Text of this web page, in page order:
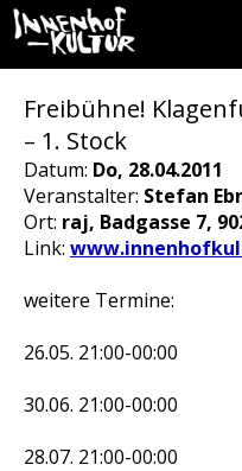
Freibühne!
– 1. Stock
Datum: Do, 28.04.2011
Veranstalter: Stefan
Ort: raj, Badgasse 7,
Link:
weitere Termine:
26.05. 21:00-00:00
30.06. 21:00-00:00
28.07. 21:00-00:00